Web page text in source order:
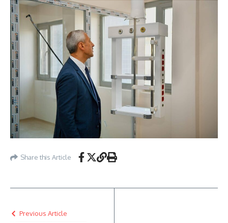
Share this Article
Previous Article